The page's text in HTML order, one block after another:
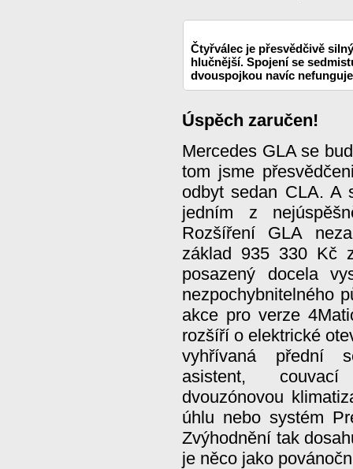
Čtyřválec je přesvědčivě
hlučnější. Spojení se
dvouspojkou navíc
Úspěch zaručen!
Mercedes GLA se
tom jsme
odbyt sedan CLA. A
jedním z
Rozšíření GLA
základ 935 330 Kč
posazený docela
nezpochybnitelného
akce pro verze
rozšíří o elektrické
vyhřívaná přední
asistent,
dvouzónovou
úhlu nebo systém
Zvýhodnění tak
je něco jako